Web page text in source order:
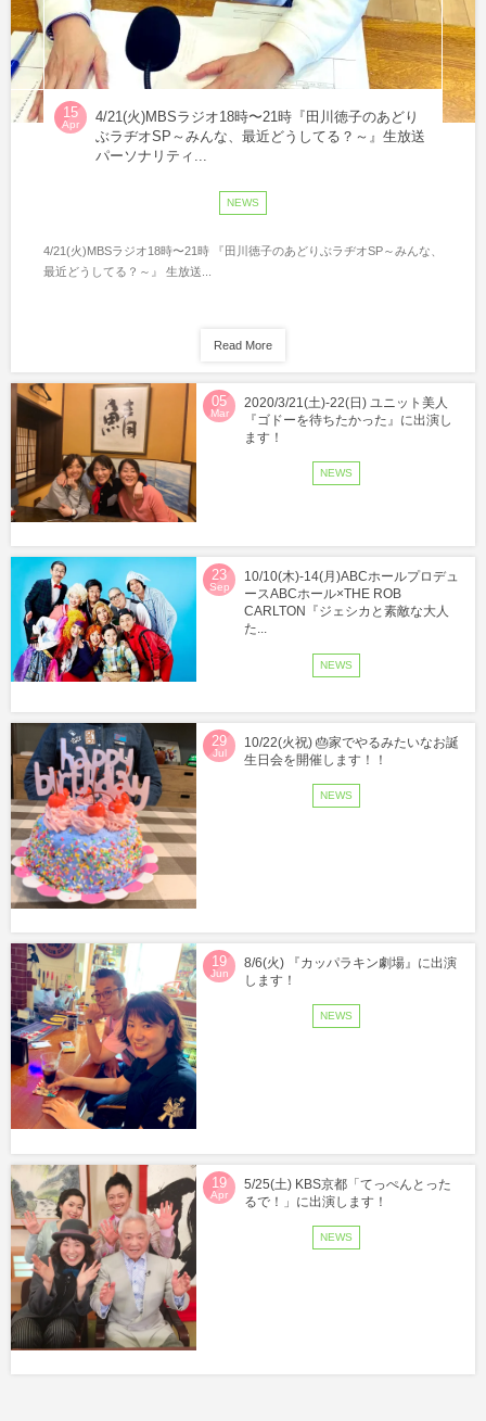
15
Apr
4/21(火)MBSラジオ18時〜21時『田川徳子のあどり
ぶラヂオSP～みんな、最近どうしてる？～』生放送
パーソナリティ...
NEWS
4/21(火)MBSラジオ18時〜21時 『田川徳子のあどりぶラヂオSP～みんな、
最近どうしてる？～』 生放送...
Read More
05
Mar
2020/3/21(土)-22(日) ユニット美人
『ゴドーを待ちたかった』に出演し
ます！
NEWS
23
Sep
10/10(木)-14(月)ABCホールプロデュ
ースABCホール×THE ROB
CARLTON『ジェシカと素敵な大人
た...
NEWS
29
Jul
10/22(火祝) 🎂家でやるみたいなお誕
生日会を開催します！！
NEWS
19
Jun
8/6(火) 『カッパラキン劇場』に出演
します！
NEWS
19
Apr
5/25(土) KBS京都「てっぺんとった
るで！」に出演します！
NEWS